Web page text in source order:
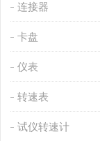
连接器
卡盘
仪表
转速表
试仪转速计